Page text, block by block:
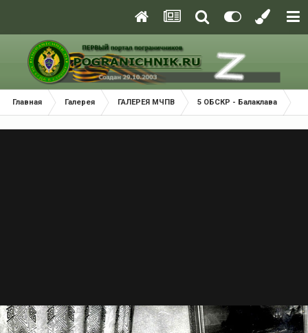
Главная Галерея ГАЛЕРЕЯ МЧПВ 5 ОБСКР - Балаклава